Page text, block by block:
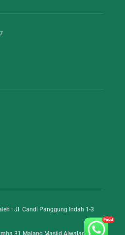
: Jl. Candi Panggung Indah 1-3